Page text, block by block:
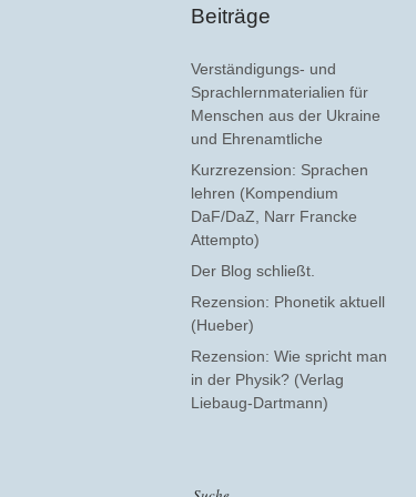
Beiträge
Verständigungs- und
Sprachlernmaterialien für
Menschen aus der Ukraine
und Ehrenamtliche
Kurzrezension: Sprachen
lehren (Kompendium
DaF/DaZ, Narr Francke
Attempto)
Der Blog schließt.
Rezension: Phonetik aktuell
(Hueber)
Rezension: Wie spricht man
in der Physik? (Verlag
Liebaug-Dartmann)